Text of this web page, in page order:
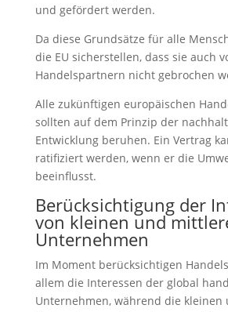
und gefördert werden.
Da diese Grundsätze für alle
die EU sicherstellen, dass sie auch
Handelspartnern nicht gebrochen
Alle zukünftigen europäischen
sollten auf dem Prinzip der
Entwicklung beruhen. Ein Vertrag
ratifiziert werden, wenn er die
beeinflusst.
Berücksichtigung der
von kleinen und
Unternehmen
Im Moment berücksichtigen
allem die Interessen der global
Unternehmen, während die